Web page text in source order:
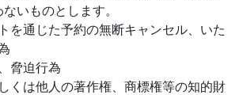
いものとします。
を通じた予約の無断キャンセル、いた
脅迫行為
くは他人の著作権、商標権等の知的財